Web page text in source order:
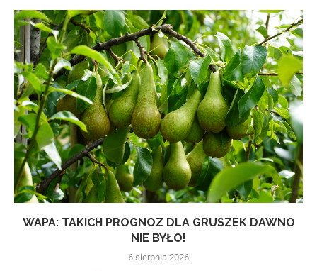
WAPA: TAKICH PROGNOZ DLA GRUSZEK DAWNO
NIE BYŁO!
6 sierpnia 2026